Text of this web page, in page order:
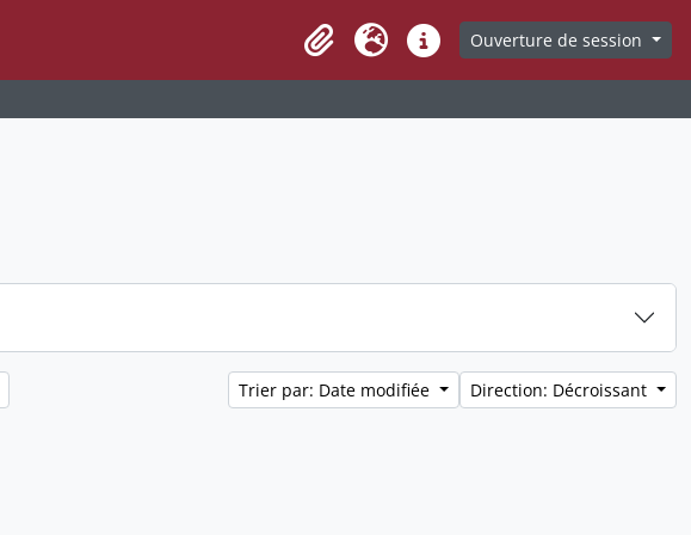
ClipboardLangueLiens rapidesOuverture de session
Trier par: Date modifiée Direction: Décroissant